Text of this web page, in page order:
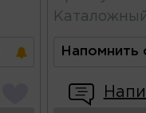
Напомнить